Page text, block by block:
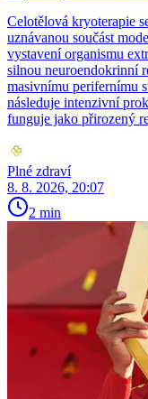
Celotělová kryoterapie
uznávanou součást
vystavení organismu
silnou neuroendokrinní
masivnímu perifernímu
následuje intenzivní
funguje jako přirozený
Plné zdraví
8. 8. 2026, 20:07
2 min